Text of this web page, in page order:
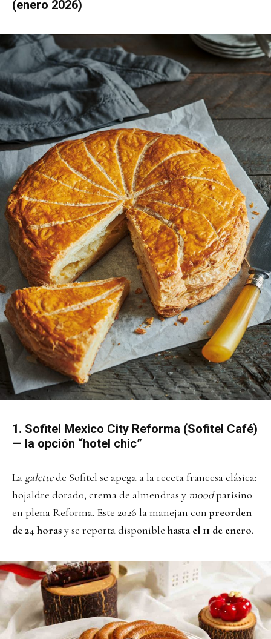
(enero 2026)
1. Sofitel Mexico City Reforma (Sofitel Café)
— la opción “hotel chic”
La galettede Sofitel se apega a la receta francesa clásica:
hojaldre dorado, crema de almendras y moodparisino
en plena Reforma. Este 2026 la manejan conpreorden
de 24 horasy se reporta disponible hasta el 11 de enero.